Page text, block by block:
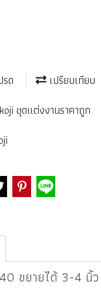
รด
เปรียบเทียบ
ชุดแต่งงานราคาถูก
ขยายได้ 3-4 นิ้ว